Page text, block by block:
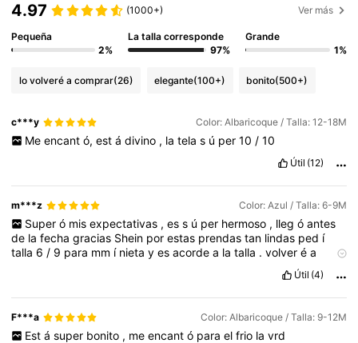
4.97 (1000+) Ver más
Pequeña
2%
La talla corresponde
97%
Grande
1%
lo volveré a comprar(26) elegante(100+) bonito(500+)
c***y Color: Albaricoque / Talla: 12-18M
Me encant ó, est á divino , la tela s ú per 10 / 10
Útil (12)
m***z Color: Azul / Talla: 6-9M
Super ó mis expectativas , es s ú per hermoso , lleg ó antes
de lafechagracias Shein porestas prendastan lindas ped í
talla 6 / 9 para mm í nietayesacordea latalla .volveréa
tela
imágenes
Útil (4)
F***a Color: Albaricoque / Talla: 9-12M
Est á super bonito , me encant ó para el frio la vrd